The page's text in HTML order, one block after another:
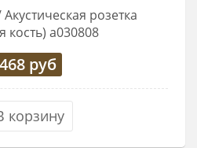
розетка
кость) a030808
руб
корзину